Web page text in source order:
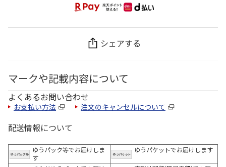
シェアする
マークや記載内容について
よくあるお問い合わせ
お支払い方法 注文のキャンセルについて
配送情報について
ゆうパック等でお届けしま
す
ゆうパケットでお届けします